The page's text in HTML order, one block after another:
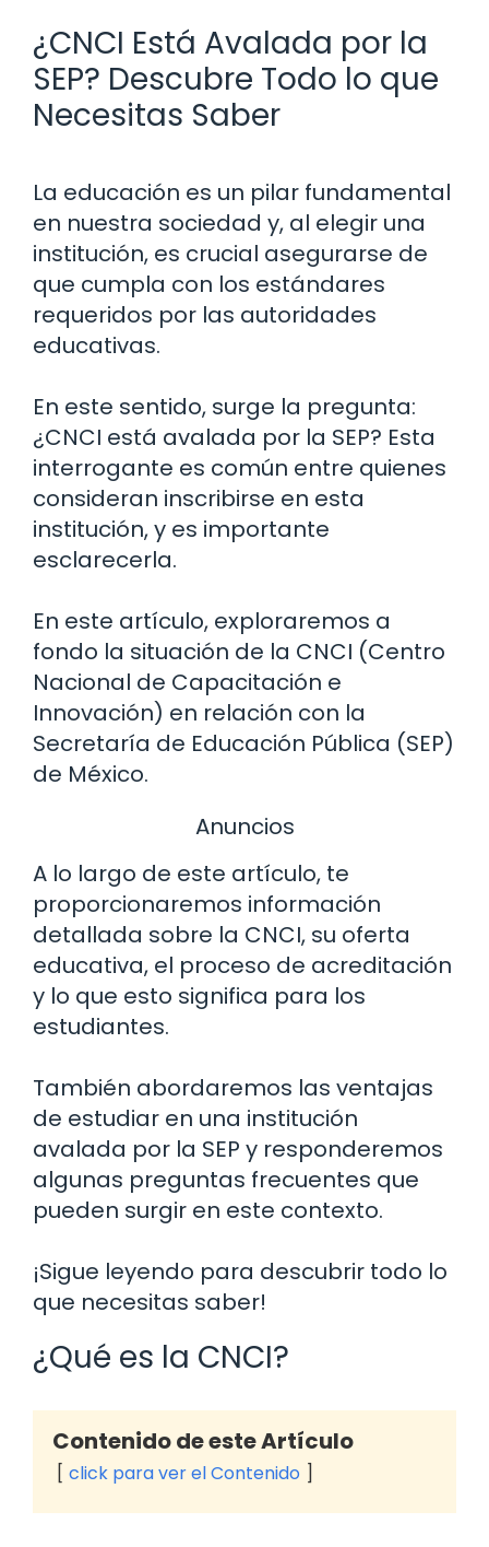
¿CNCI Está Avalada por la
SEP? Descubre Todo lo que
Necesitas Saber
La educación es un pilar fundamental
en nuestra sociedad y, al elegir una
institución, es crucial asegurarse de
que cumpla con los estándares
requeridos por las autoridades
educativas.
En este sentido, surge la pregunta:
¿CNCI está avalada por la SEP? Esta
interrogante es común entre quienes
consideran inscribirse en esta
institución, y es importante
esclarecerla.
En este artículo, exploraremos a
fondo la situación de la CNCI (Centro
Nacional de Capacitación e
Innovación) en relación con la
Secretaría de Educación Pública (SEP)
de México.
Anuncios
A lo largo de este artículo, te
proporcionaremos información
detallada sobre la CNCI, su oferta
educativa, el proceso de acreditación
y lo que esto significa para los
estudiantes.
También abordaremos las ventajas
de estudiar en una institución
avalada por la SEP y responderemos
algunas preguntas frecuentes que
pueden surgir en este contexto.
¡Sigue leyendo para descubrir todo lo
que necesitas saber!
¿Qué es la CNCI?
Contenido de este Artículo
click para ver el Contenido